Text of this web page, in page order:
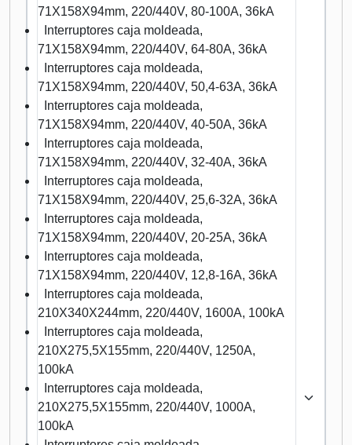
71X158X94mm, 220/440V, 80-100A, 36kA
Interruptores caja moldeada,
71X158X94mm, 220/440V, 64-80A, 36kA
Interruptores caja moldeada,
71X158X94mm, 220/440V, 50,4-63A, 36kA
Interruptores caja moldeada,
71X158X94mm, 220/440V, 40-50A, 36kA
Interruptores caja moldeada,
71X158X94mm, 220/440V, 32-40A, 36kA
Interruptores caja moldeada,
71X158X94mm, 220/440V, 25,6-32A, 36kA
Interruptores caja moldeada,
71X158X94mm, 220/440V, 20-25A, 36kA
Interruptores caja moldeada,
71X158X94mm, 220/440V, 12,8-16A, 36kA
Interruptores caja moldeada,
210X340X244mm, 220/440V, 1600A, 100kA
Interruptores caja moldeada,
210X275,5X155mm, 220/440V, 1250A,
100kA
Interruptores caja moldeada,
210X275,5X155mm, 220/440V, 1000A,
100kA